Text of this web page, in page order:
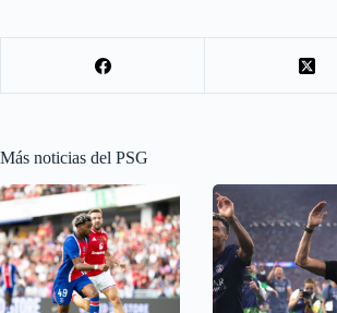
Más noticias del PSG